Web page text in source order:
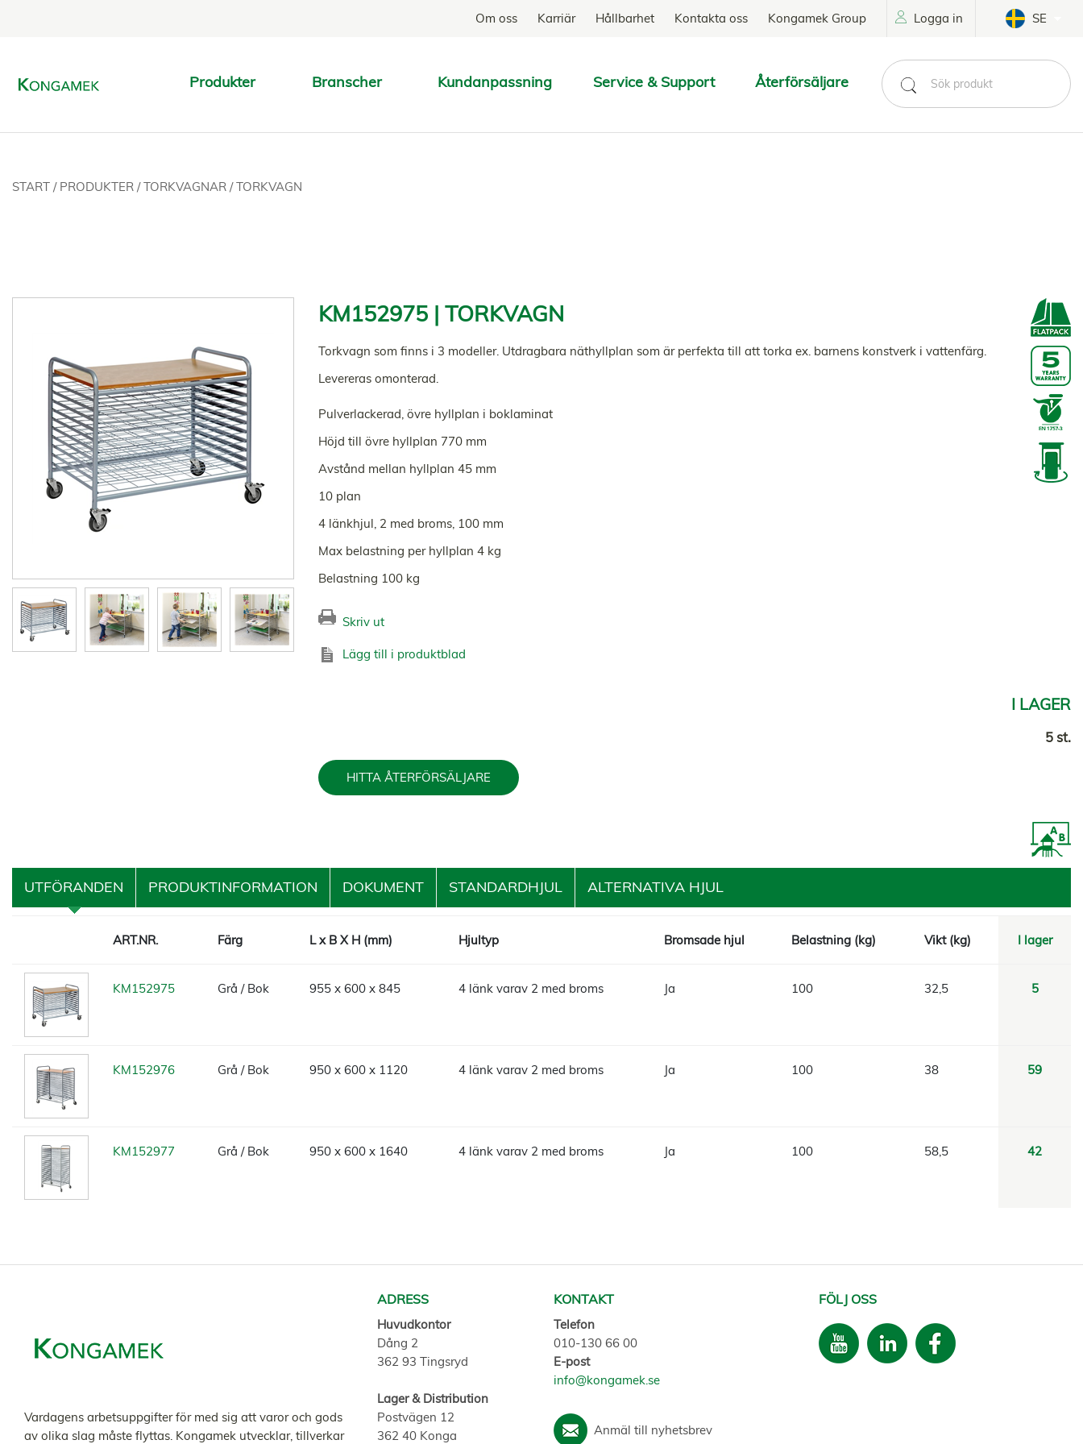
Om oss Karriär Hållbarhet Kontakta oss Kongamek Group Logga in SE
Produkter Branscher Kundanpassning Service & Support Återförsäljare
SÖK
START / PRODUKTER /TORKVAGNAR /TORKVAGN
KM152975 | TORKVAGN
Torkvagn som finns i 3 modeller. Utdragbara näthyllplan som är perfekta till att torka ex. barnens konstverk i vattenfärg.
Levereras omonterad.
Pulverlackerad, övre hyllplan i boklaminat
Höjd till övre hyllplan 770 mm
Avstånd mellan hyllplan 45 mm
10 plan
4 länkhjul, 2 med broms, 100 mm
Max belastning per hyllplan 4 kg
Belastning 100 kg
Skriv ut
Lägg till i produktblad
I LAGER
5 st.
HITTA ÅTERFÖRSÄLJARE
UTFÖRANDEN PRODUKTINFORMATION DOKUMENT STANDARDHJUL ALTERNATIVA HJUL
ART.NR. Färg L x B X H (mm) Hjultyp Bromsade hjul Belastning (kg) Vikt (kg) I lager
KM152975 Grå / Bok 955 x 600 x 845 4 länk varav 2 med broms Ja 100 32,5 5
KM152976 Grå / Bok 950 x 600 x 1120 4 länk varav 2 med broms Ja 100 38 59
KM152977 Grå / Bok 950 x 600 x 1640 4 länk varav 2 med broms Ja 100 58,5 42
Vardagens arbetsuppgifter för med sig att varor och gods
av olika slag måste flyttas. Kongamek utvecklar, tillverkar
ADRESS
Huvudkontor
Dång 2
362 93 Tingsryd
Lager & Distribution
Postvägen 12
362 40 Konga
KONTAKT
Telefon
010-130 66 00
E-post
info@kongamek.se
Anmäl till nyhetsbrev
FÖLJ OSS